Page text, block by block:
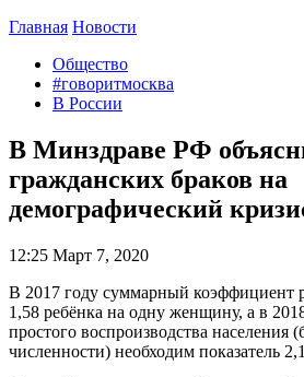
Главная Новости
Общество
#говоритмосква
В России
В Минздраве РФ
гражданских браков на
демографический
12:25 Март 7, 2020
В 2017 году суммарный коэффициент
1,58 ребёнка на одну женщину, а в
простого воспроизводства населения
численности) необходим показатель